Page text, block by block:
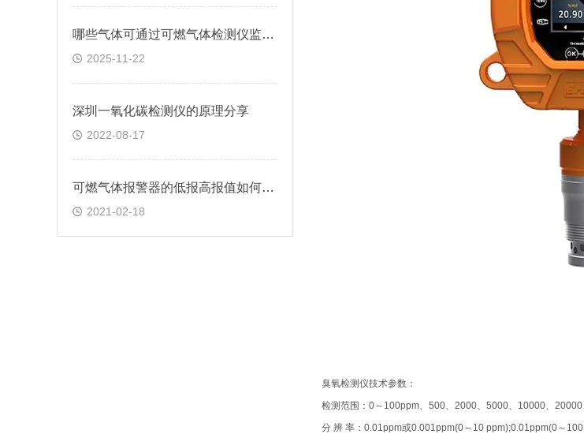
哪些气体可通过可燃气体检测仪监测？
2025-11-22
深圳一氧化碳检测仪的原理分享
2022-08-17
可燃气体报警器的低报高报值如何去设置的？
2021-02-18
臭氧检测仪技术参数：
检测范围：0～100ppm、500、2000、5000、10000、
分 辨 率：0.01ppm或0.001ppm(0～10 ppm);0.01ppm(0～